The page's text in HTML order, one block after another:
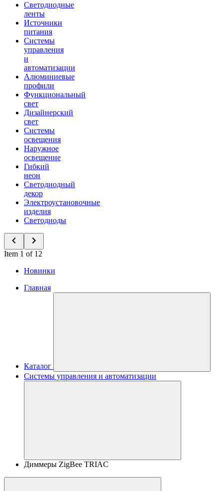
Светодиодные
ленты
Источники
питания
Системы
управления
и
автоматизации
Алюминиевые
профили
Функциональный
свет
Дизайнерский
свет
Системы
освещения
Наружное
освещение
Гибкий
неон
Светодиодный
декор
Электроустановочные
изделия
Светодиоды
Item 1 of 12
Новинки
Главная
Каталог
Системы управления и автоматизации
Диммеры ZigBee TRIAC